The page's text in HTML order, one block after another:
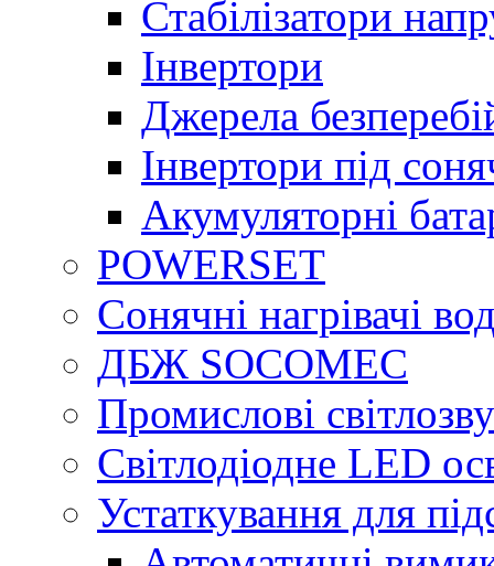
Стабілізатори
Інвертори
Джерела
Інвертори під
Акумуляторні
POWERSET
Сонячні нагрівачі
ДБЖ SOCOMEC
Промислові
Світлодіодне LED
Устаткування для